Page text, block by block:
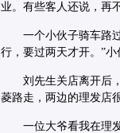
业。有些客人还说，再
一个小伙子骑车路
行，要过两天才开。”小
刘先生关店离开后
菱路走，两边的理发店
一位大爷看我在理